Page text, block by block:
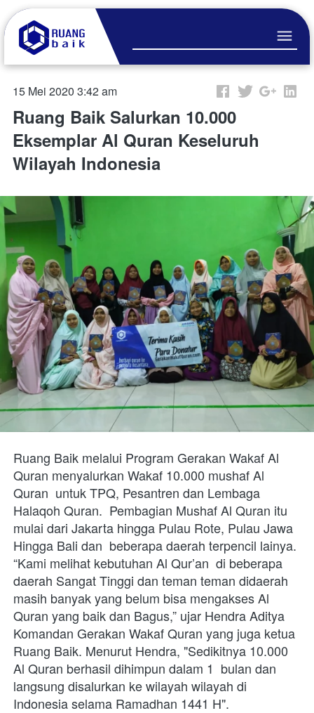
15 Mei 2020 3:42 am
Ruang Baik Salurkan 10.000
Eksemplar Al Quran Keseluruh
Wilayah Indonesia
Ruang Baik melalui Program Gerakan Wakaf Al
Quran menyalurkan Wakaf 10.000 mushaf Al
Quran  untuk TPQ, Pesantren dan Lembaga
Halaqoh Quran.  Pembagian Mushaf Al Quran itu
mulai dari Jakarta hingga Pulau Rote, Pulau Jawa
Hingga Bali dan  beberapa daerah terpencil lainya.
“Kami melihat kebutuhan Al Qur’an  di beberapa
daerah Sangat Tinggi dan teman teman didaerah
masih banyak yang belum bisa mengakses Al
Quran yang baik dan Bagus,” ujar Hendra Aditya
Komandan Gerakan Wakaf Quran yang juga ketua
Ruang Baik. Menurut Hendra, "Sedikitnya 10.000
Al Quran berhasil dihimpun dalam 1  bulan dan
langsung disalurkan ke wilayah wilayah di
Indonesia selama Ramadhan 1441 H".